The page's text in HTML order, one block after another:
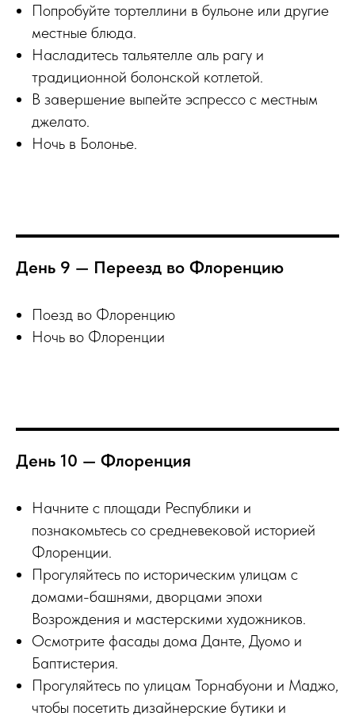
Попробуйте тортеллини в бульоне или другие
местные блюда.
Насладитесь тальятелле аль рагу и
традиционной болонской котлетой.
В завершение выпейте эспрессо с местным
джелато.
Ночь в Болонье.
День 9 — Переезд во Флоренцию
Поезд во Флоренцию
Ночь во Флоренции
День 10 — Флоренция
Начните с площади Республики и
познакомьтесь со средневековой историей
Флоренции.
Прогуляйтесь по историческим улицам с
домами-башнями, дворцами эпохи
Возрождения и мастерскими художников.
Осмотрите фасады дома Данте, Дуомо и
Баптистерия.
Прогуляйтесь по улицам Торнабуони и Маджо,
чтобы посетить дизайнерские бутики и